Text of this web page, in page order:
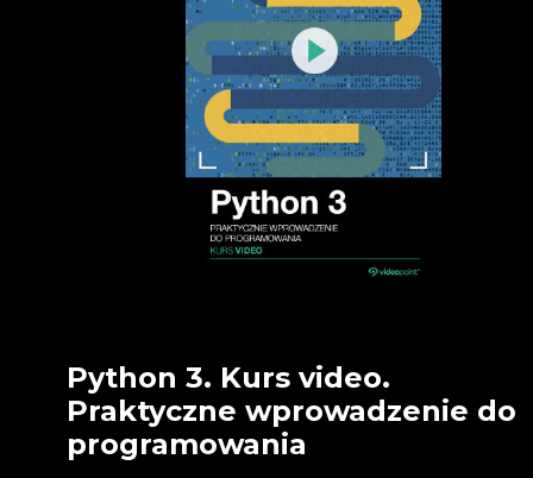
Python 3. Kurs video.
Praktyczne wprowadzenie do
programowania